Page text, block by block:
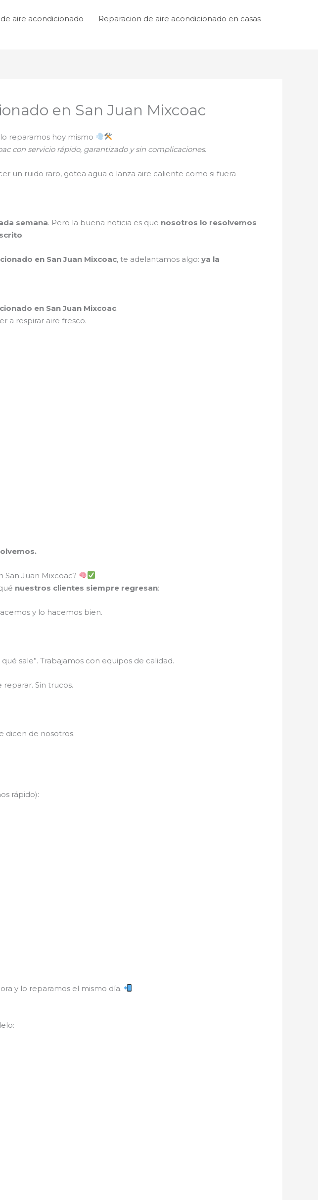
aire acondicionado
Reparacion de aire acondicionado en casas
en San Juan Mixcoac
reparamos hoy mismo
con servicio rápido, garantizado y sin complicaciones.
un ruido raro, gotea agua o lanza aire caliente como si fuera
semana. Pero la buena noticia es que nosotros lo resolvemos
.
en San Juan Mixcoac, te adelantamos algo: ya la
en San Juan Mixcoac.
a respirar aire fresco.
Juan Mixcoac?
nuestros clientes siempre regresan:
y lo hacemos bien.
qué sale”. Trabajamos con equipos de calidad.
Sin trucos.
dicen de nosotros.
rápido):
y lo reparamos el mismo día.